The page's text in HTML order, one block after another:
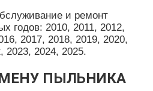
и ремонт
годов: 2010, 2011, 2012,
2017, 2018, 2019, 2020,
2023, 2024, 2025.
ПЫЛЬНИКА